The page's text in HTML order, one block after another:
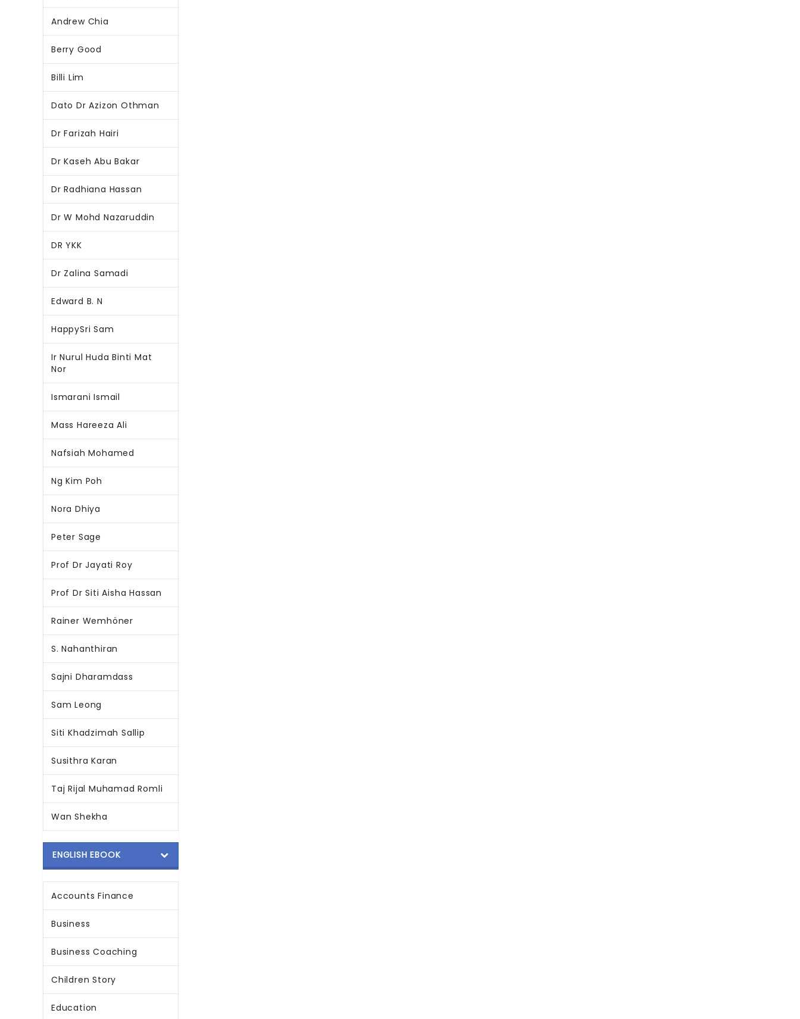
Andrew Chia
Berry Good
Billi Lim
Dato Dr Azizon Othman
Dr Farizah Hairi
Dr Kaseh Abu Bakar
Dr Radhiana Hassan
Dr W Mohd Nazaruddin
DR YKK
Dr Zalina Samadi
Edward B. N
HappySri Sam
Ir Nurul Huda Binti Mat
Nor
Ismarani Ismail
Mass Hareeza Ali
Nafsiah Mohamed
Ng Kim Poh
Nora Dhiya
Peter Sage
Prof Dr Jayati Roy
Prof Dr Siti Aisha Hassan
Rainer Wemhöner
S. Nahanthiran
Sajni Dharamdass
Sam Leong
Siti Khadzimah Sallip
Susithra Karan
Taj Rijal Muhamad Romli
Wan Shekha
ENGLISH EBOOK
Accounts Finance
Business
Business Coaching
Children Story
Education